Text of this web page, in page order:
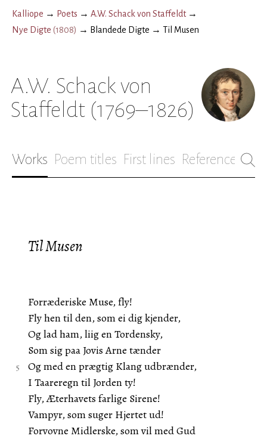
Kalliope → Poets → A.W. Schack von Staffeldt→
Nye Digte (1808) → Blandede Digte → Til Musen
A.W. Schack von
Staffeldt (1769–1826)
Works Poem titles First lines References
Til Musen
Forræderiske Muse, fly!
Fly hen til den, som ei dig kjender,
Og lad ham, liig en Tordensky,
Som sig paa Jovis Arne tænder
Og med en prægtig Klang udbrænder,
I Taareregn til Jorden ty!
Fly, Æterhavets farlige Sirene!
Vampyr, som suger Hjertet ud!
Forvovne Midlerske, som vil med Gud